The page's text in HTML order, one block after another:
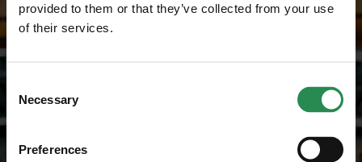
provided to them or that they’ve collected from your use
of their services.
Selection
Necessary
Preferences
Unisciti al mondo MadeHSE
obblighi, modifiche, prescrizioni in ambito tecnico